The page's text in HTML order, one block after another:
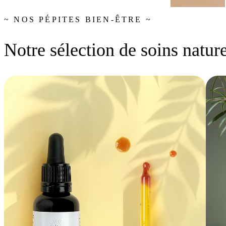
~ NOS PÉPITES BIEN-ÊTRE ~
Notre sélection de soins